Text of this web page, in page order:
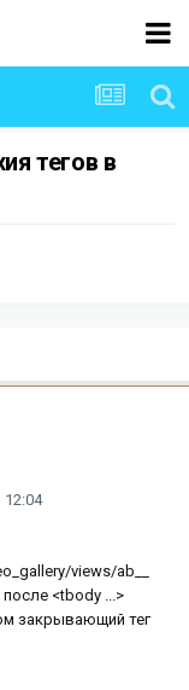
тегов в
12:04
views/ab__
<tbody ...>
закрывающий тег